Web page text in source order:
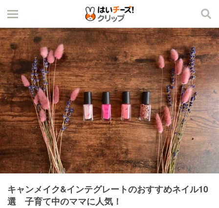
キャンメイク&インテグレートのおすすめネイル10
選 子育て中のママに人気！